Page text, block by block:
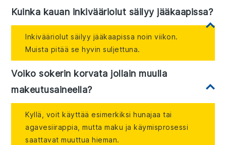
Kuinka kauan inkivääriolut säilyy jääkaapissa?
Inkivääriolut säilyy jääkaapissa noin viikon.
Muista pitää se hyvin suljettuna.
Voiko sokerin korvata jollain muulla
makeutusaineella?
Kyllä, voit käyttää esimerkiksi hunajaa tai
agavesiirappia, mutta maku ja käymisprosessi
saattavat muuttua hieman.